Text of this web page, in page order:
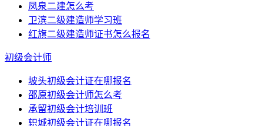
凤泉二建怎么考
卫滨二级建造师学习班
红旗二级建造师证书怎么报名
初级会计师
坡头初级会计证在哪报名
邵原初级会计师怎么考
承留初级会计培训班
轵城初级会计证在哪报名